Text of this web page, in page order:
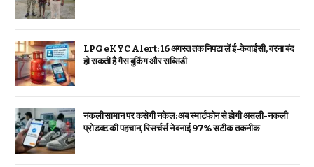
LPG eKYC Alert: 16 अगस्त तक निपटा लें ई-केवाईसी, वरना बंद
हो सकती है गैस बुकिंग और सब्सिडी
नकली सामान पर कसेगी नकेल: अब स्मार्टफोन से होगी असली-नकली
प्रोडक्ट की पहचान, रिसर्चर्स ने बनाई 97% सटीक तकनीक